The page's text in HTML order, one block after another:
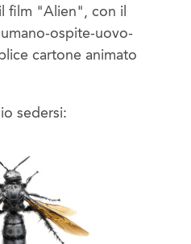
film "Alien", con il
ospite-uovo-
cartone animato
sedersi: